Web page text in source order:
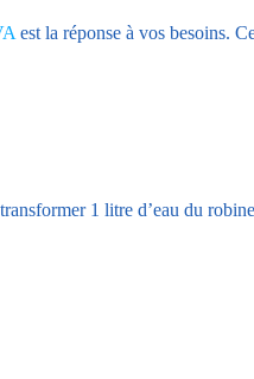
est la réponse à vos besoins.
1 litre d’eau du